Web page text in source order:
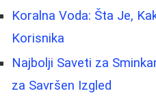
Koralna Voda: Šta Je,
Korisnika
Najbolji Saveti za
za Savršen Izgled